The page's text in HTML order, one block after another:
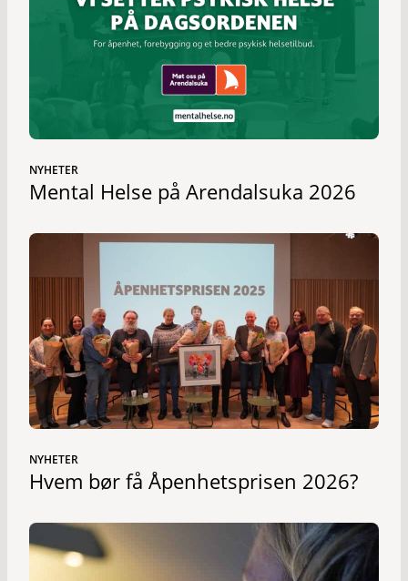
NYHETER
Mental Helse på Arendalsuka 2026
NYHETER
Hvem bør få Åpenhetsprisen 2026?